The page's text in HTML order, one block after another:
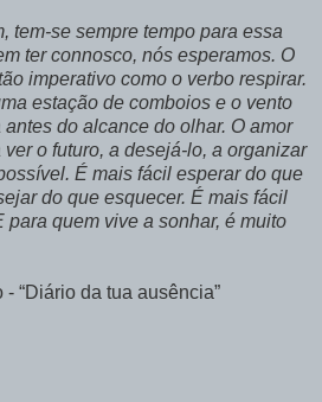
, tem-se sempre tempo para essa
ter connosco, nós esperamos. O
imperativo como o verbo respirar.
estação de comboios e o vento
do alcance do olhar. O amor
o futuro, a desejá-lo, a organizar
. É mais fácil esperar do que
do que esquecer. É mais fácil
para quem vive a sonhar, é muito
“Diário da tua ausência”